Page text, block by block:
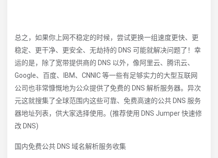
总之，如果你上网不稳定的时候，尝试更换一组速度更快、更
稳定、更干净、更安全、无劫持的 DNS 可能就解决问题了！幸
运的是，除了宽带提供商的 DNS 以外，像阿里云、腾讯云、
Google、百度、IBM、CNNIC 等一些有足够实力的大型互联网
公司也非常慷慨地为公众提供了免费的 DNS 解析服务器。异次
元这就搜集了全球范围内这些可靠、免费高速的公共 DNS 服务
器地址列表，供大家选择使用。(推荐使用 DNS Jumper 快速修
改 DNS)
国内免费公共 DNS 域名解析服务收集